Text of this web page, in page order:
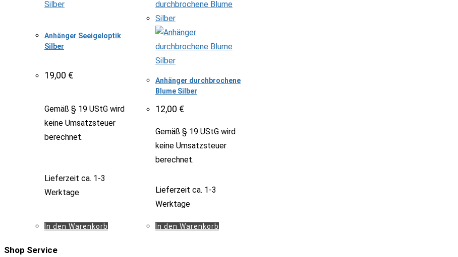
Anhänger Seeigeloptik
Silber
19,00 €
Gemäß § 19 UStG wird
keine Umsatzsteuer
berechnet.
Lieferzeit ca. 1-3
Werktage
In den Warenkorb
Anhänger durchbrochene
Blume Silber
12,00 €
Gemäß § 19 UStG wird
keine Umsatzsteuer
berechnet.
Lieferzeit ca. 1-3
Werktage
In den Warenkorb
Shop Service